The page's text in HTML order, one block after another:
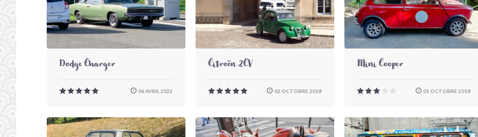
Dodge Charger
06 AVRIL 2022
Citroën 2CV
02 OCTOBRE 2018
Mini Cooper
01 OCTOBRE 2018